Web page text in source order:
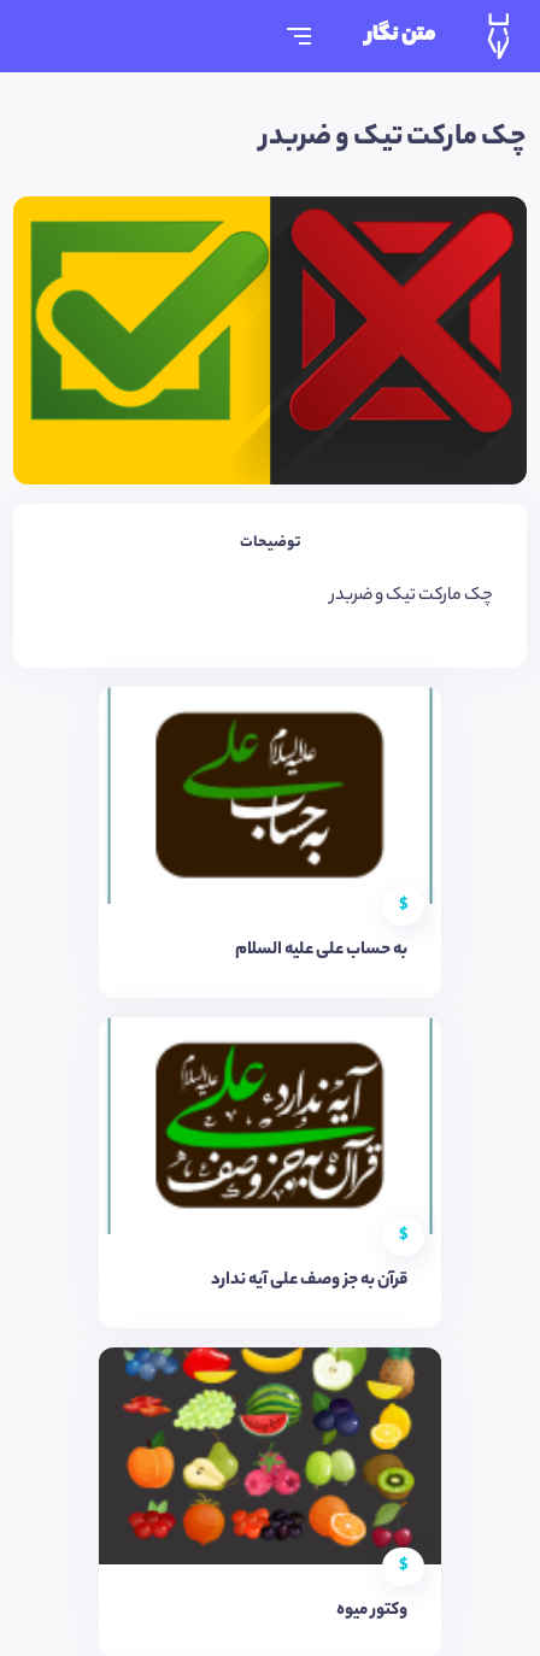
متن نگار
چک مارکت تیک و ضربدر
توضیحات
چک مارکت تیک و ضربدر
$
به حساب علی علیه السلام
$
قرآن به جز وصف علی آیه ندارد
$
وکتور میوه